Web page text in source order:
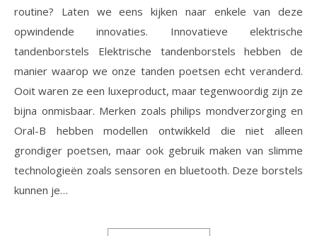
routine? Laten we eens kijken naar enkele van deze
opwindende innovaties. Innovatieve elektrische
tandenborstels Elektrische tandenborstels hebben de
manier waarop we onze tanden poetsen echt veranderd.
Ooit waren ze een luxeproduct, maar tegenwoordig zijn ze
bijna onmisbaar. Merken zoals philips mondverzorging en
Oral-B hebben modellen ontwikkeld die niet alleen
grondiger poetsen, maar ook gebruik maken van slimme
technologieën zoals sensoren en bluetooth. Deze borstels
kunnen je…